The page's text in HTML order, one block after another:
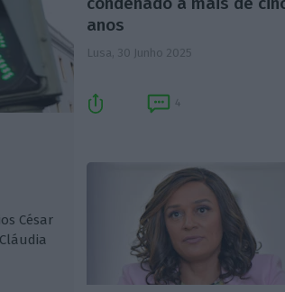
César
anos
Lusa, 30 Junho 2025
4